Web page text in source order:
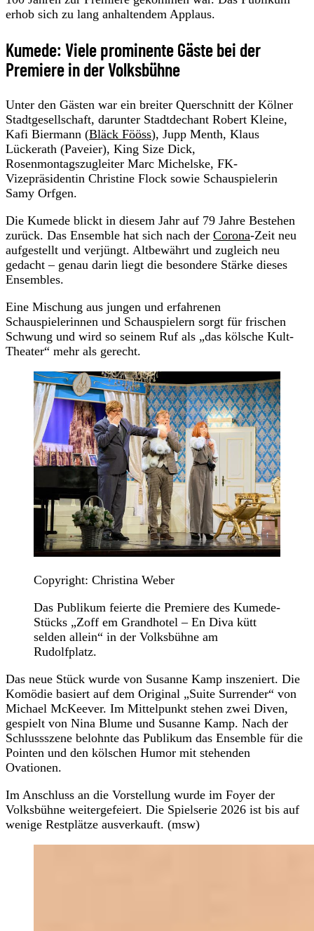
erhob sich zu lang anhaltendem Applaus.
Kumede: Viele prominente Gäste bei der
Premiere in der Volksbühne
Unter den Gästen war ein breiter Querschnitt der Kölner
Stadtgesellschaft, darunter Stadtdechant Robert Kleine,
Kafi Biermann (Bläck Fööss), Jupp Menth, Klaus
Lückerath (Paveier), King Size Dick,
Rosenmontagszugleiter Marc Michelske, FK-
Vizepräsidentin Christine Flock sowie Schauspielerin
Samy Orfgen.
Die Kumede blickt in diesem Jahr auf 79 Jahre Bestehen
zurück. Das Ensemble hat sich nach der Corona-Zeit neu
aufgestellt und verjüngt. Altbewährt und zugleich neu
gedacht – genau darin liegt die besondere Stärke dieses
Ensembles.
Eine Mischung aus jungen und erfahrenen
Schauspielerinnen und Schauspielern sorgt für frischen
Schwung und wird so seinem Ruf als „das kölsche Kult-
Theater“ mehr als gerecht.
Copyright: Christina Weber
Das Publikum feierte die Premiere des Kumede-
Stücks „Zoff em Grandhotel – En Diva kütt
selden allein“ in der Volksbühne am
Rudolfplatz.
Das neue Stück wurde von Susanne Kamp inszeniert. Die
Komödie basiert auf dem Original „Suite Surrender“ von
Michael McKeever. Im Mittelpunkt stehen zwei Diven,
gespielt von Nina Blume und Susanne Kamp. Nach der
Schlussszene belohnte das Publikum das Ensemble für die
Pointen und den kölschen Humor mit stehenden
Ovationen.
Im Anschluss an die Vorstellung wurde im Foyer der
Volksbühne weitergefeiert. Die Spielserie 2026 ist bis auf
wenige Restplätze ausverkauft. (msw)